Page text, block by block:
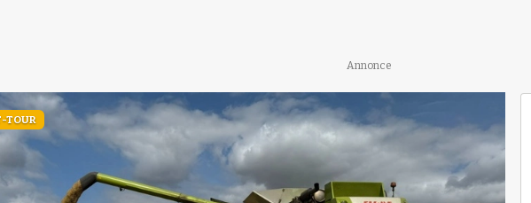
Annonce
TOUR